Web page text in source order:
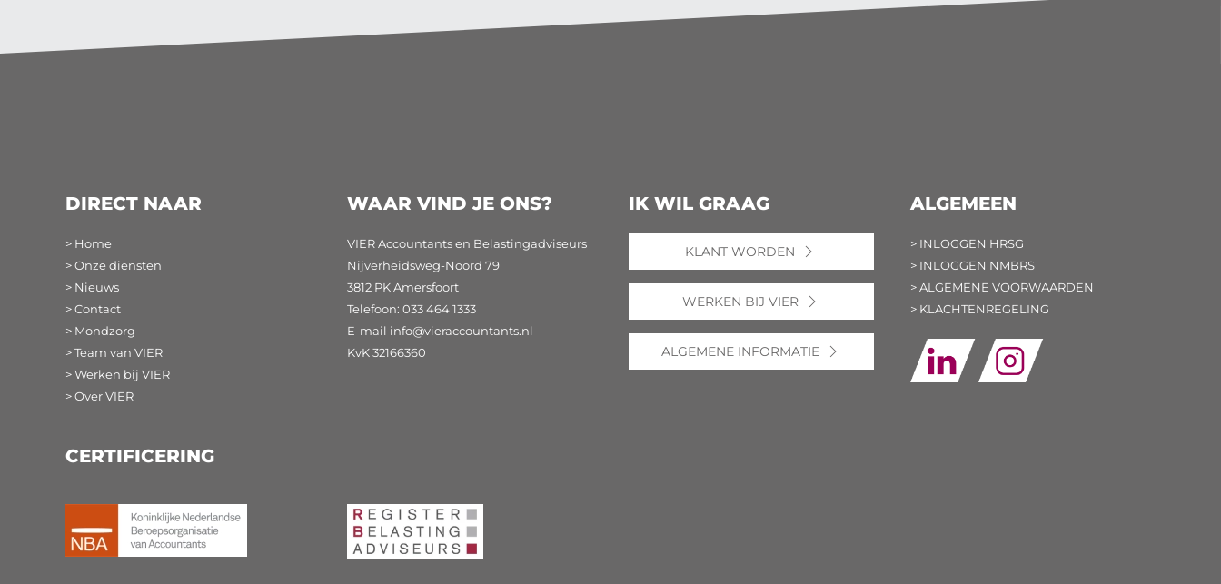
DIRECT NAAR
> Home
> Onze diensten
> Nieuws
> Contact
> Mondzorg
> Team van VIER
> Werken bij VIER
> Over VIER
WAAR VIND JE ONS?
VIER Accountants en Belastingadviseurs
Nijverheidsweg-Noord 79
3812 PK Amersfoort
Telefoon: 033 464 1333
E-mail info@vieraccountants.nl
KvK 32166360
IK WIL GRAAG
KLANT WORDEN
WERKEN BIJ VIER
ALGEMENE INFORMATIE
ALGEMEEN
> INLOGGEN HRSG
> INLOGGEN NMBRS
> ALGEMENE VOORWAARDEN
> KLACHTENREGELING
CERTIFICERING